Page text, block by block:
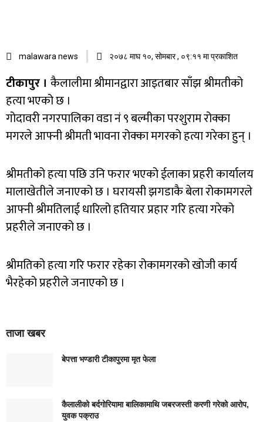
malawara news २०७८ माघ १०, सोमबार , ०९:११ मा प्रकाशित
टीकापुर । कैलालीमा श्रीमानद्वारा आइतबार साँझ श्रीमतीको
हत्या भएको छ ।
गोदावरी नगरपालिका वडा नं ९ बल्मीका परशुराम रोक्का
मगरले आफ्नी श्रीमती भावना रोक्का मगरको हत्या गरेका हुन् ।
श्रीमतीको हत्या पछि उनि फरार भएको ईलाका प्रहरी कार्यालय
मालाखेतीले जनाएको छ । घरायसी झगडाकै बेला रोकामगरले
आफ्नी श्रीमतिलाई धारिलो हतियार प्रहार गरि हत्या गरेको
प्रहरीले जनाएको छ ।
श्रीमतिको हत्या गरि फरार रहेका रोकामगरको खोजी कार्य
भैरहेको प्रहरीले जनाएको छ ।
ताजा खबर
बेपत्ता भण्डारी टीकापुरमा मृत फेला
कैलालीको बर्दगोरियामा बालिकामाथि जबरजस्ती करणी गरेको आरोप,
युवक पक्राउ